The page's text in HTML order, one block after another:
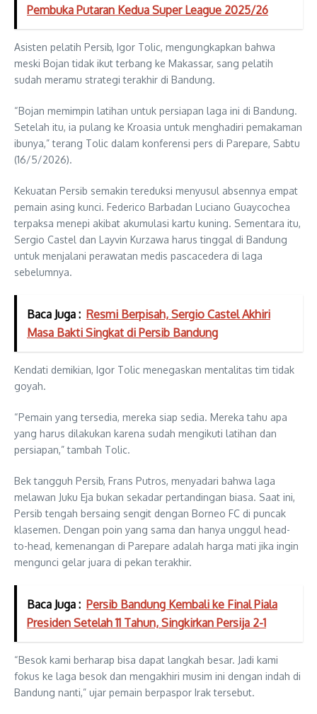
Pembuka Putaran Kedua Super League 2025/26
Asisten pelatih Persib, Igor Tolic, mengungkapkan bahwa
meski Bojan tidak ikut terbang ke Makassar, sang pelatih
sudah meramu strategi terakhir di Bandung.
“Bojan memimpin latihan untuk persiapan laga ini di Bandung.
Setelah itu, ia pulang ke Kroasia untuk menghadiri pemakaman
ibunya,” terang Tolic dalam konferensi pers di Parepare, Sabtu
(16/5/2026).
Kekuatan Persib semakin tereduksi menyusul absennya empat
pemain asing kunci. Federico Barbadan Luciano Guaycochea
terpaksa menepi akibat akumulasi kartu kuning. Sementara itu,
Sergio Castel dan Layvin Kurzawa harus tinggal di Bandung
untuk menjalani perawatan medis pascacedera di laga
sebelumnya.
Baca Juga : Resmi Berpisah, Sergio Castel Akhiri
Masa Bakti Singkat di Persib Bandung
Kendati demikian, Igor Tolic menegaskan mentalitas tim tidak
goyah.
“Pemain yang tersedia, mereka siap sedia. Mereka tahu apa
yang harus dilakukan karena sudah mengikuti latihan dan
persiapan,” tambah Tolic.
Bek tangguh Persib, Frans Putros, menyadari bahwa laga
melawan Juku Eja bukan sekadar pertandingan biasa. Saat ini,
Persib tengah bersaing sengit dengan Borneo FC di puncak
klasemen. Dengan poin yang sama dan hanya unggul head-
to-head, kemenangan di Parepare adalah harga mati jika ingin
mengunci gelar juara di pekan terakhir.
Baca Juga : Persib Bandung Kembali ke Final Piala
Presiden Setelah 11 Tahun, Singkirkan Persija 2-1
“Besok kami berharap bisa dapat langkah besar. Jadi kami
fokus ke laga besok dan mengakhiri musim ini dengan indah di
Bandung nanti,” ujar pemain berpaspor Irak tersebut.